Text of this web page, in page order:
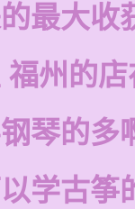
最大收
福州的
琴的多
学古筝